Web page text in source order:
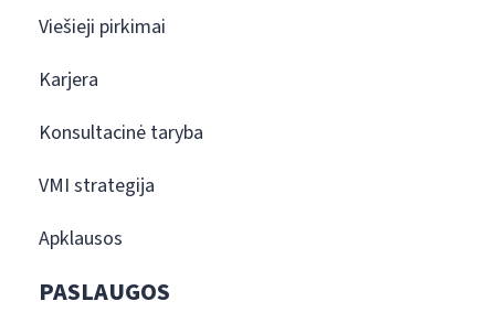
Viešieji pirkimai
Karjera
Konsultacinė taryba
VMI strategija
Apklausos
PASLAUGOS